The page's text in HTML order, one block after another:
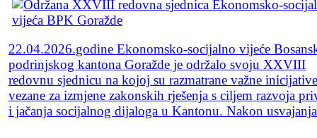
22.04.2026.godine Ekonomsko-socijalno vijeće
podrinjskog kantona Goražde je održalo svoju XXVIII
redovnu sjednicu na kojoj su razmatrane važne inicijative
vezane za izmjene zakonskih rješenja s ciljem razvoja
i jačanja socijalnog dijaloga u Kantonu. Nakon